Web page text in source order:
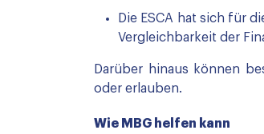
Die ESCA hat sich für
Vergleichbarkeit der
Darüber hinaus können
oder erlauben.
Wie MBG helfen kann